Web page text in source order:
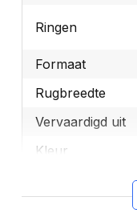
Ringen
Formaat
Rugbreedte
Vervaardigd uit
Kleur